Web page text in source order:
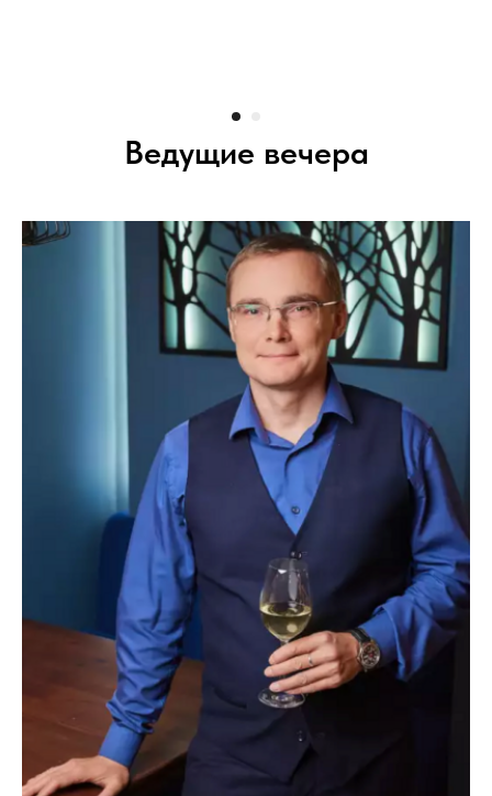
Ведущие вечера